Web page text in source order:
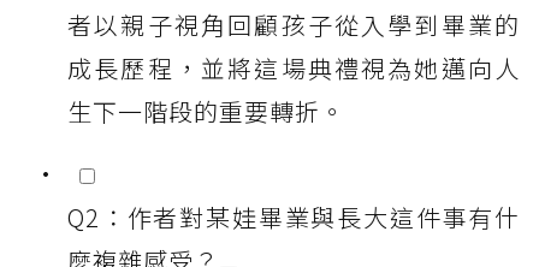
者以親子視角回顧孩子從入學到畢業的
成長歷程，並將這場典禮視為她邁向人
生下一階段的重要轉折。
Q2：作者對某娃畢業與長大這件事有什